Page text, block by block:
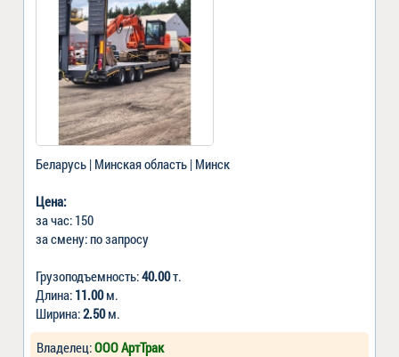
Беларусь | Минская область | Минск
Цена:
за час: 150
за смену: по запросу
Грузоподъемность:40.00т.
Длина: 11.00м.
Ширина:2.50м.
Владелец:ООО АртТрак